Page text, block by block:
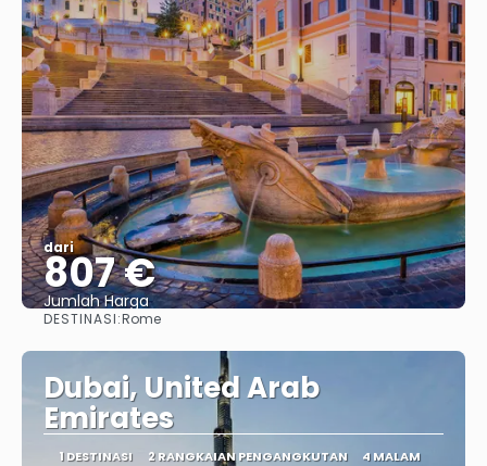
dari
807 €
Jumlah Harga
DESTINASI:Rome
Dubai, United Arab
Emirates
1 DESTINASI 2 RANGKAIAN PENGANGKUTAN 4 MALAM